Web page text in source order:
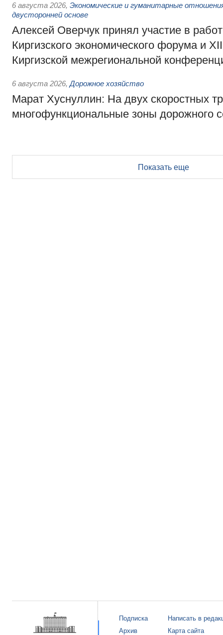
6 августа 2026, Экономические и гуманитарные
двусторонней основе
Алексей Оверчук принял участие в
Киргизского экономического форума и
Киргизской межрегиональной
6 августа 2026, Дорожное хозяйство
Марат Хуснуллин: На двух скоростных
многофункциональные зоны дорожного
Показать еще
Подписка
Архив
Написать в
Карта сайта